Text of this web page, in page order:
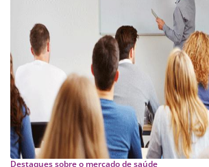
Destaques sobre o mercado de saúde